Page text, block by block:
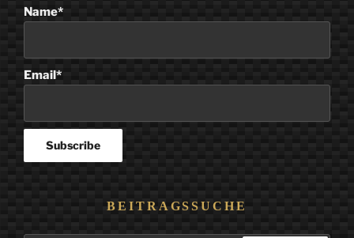
Name*
Email*
BEITRAGSSUCHE